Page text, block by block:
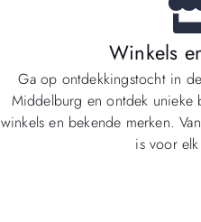
Winkels
Ga op ontdekkingstocht in
Middelburg en ontdek unieke
winkels en bekende merken.
is voor